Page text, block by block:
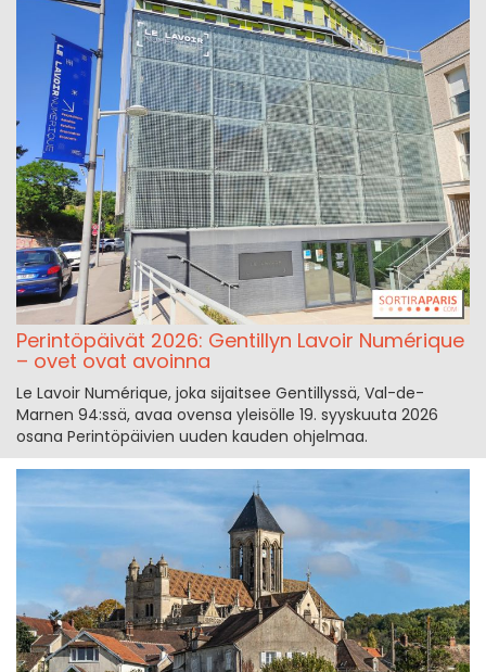
Perintöpäivät 2026: Gentillyn Lavoir Numérique
– ovet ovat avoinna
Le Lavoir Numérique, joka sijaitsee Gentillyssä, Val-de-
Marnen 94:ssä, avaa ovensa yleisölle 19. syyskuuta 2026
osana Perintöpäivien uuden kauden ohjelmaa.